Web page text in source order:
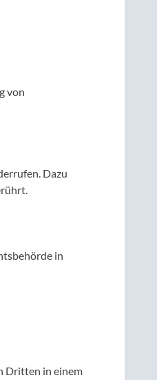
von
Dazu
in
Dritten in einem